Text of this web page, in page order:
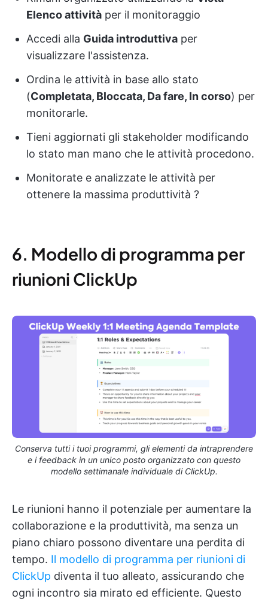
Elenco attività per il monitoraggio
Accedi alla Guida introduttiva per
visualizzare l'assistenza.
Ordina le attività in base allo stato
(Completata, Bloccata, Da fare, In corso) per
monitorarle.
Tieni aggiornati gli stakeholder modificando
lo stato man mano che le attività procedono.
Monitorate e analizzate le attività per
ottenere la massima produttività ?
6. Modello di programma per
riunioni ClickUp
Conserva tutti i tuoi programmi, gli elementi da intraprendere
e i feedback in un unico posto organizzato con questo
modello settimanale individuale di ClickUp.
Le riunioni hanno il potenziale per aumentare la
collaborazione e la produttività, ma senza un
piano chiaro possono diventare una perdita di
tempo. Il modello di programma per riunioni di
ClickUp diventa il tuo alleato, assicurando che
ogni incontro sia mirato ed efficiente. Questo